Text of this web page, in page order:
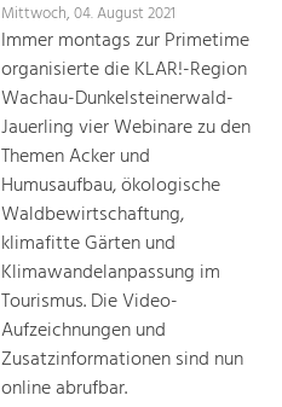
Mittwoch, 04. August 2021
Immer montags zur Primetime
organisierte die KLAR!-Region
Wachau-Dunkelsteinerwald-
Jauerling vier Webinare zu den
Themen Acker und
Humusaufbau, ökologische
Waldbewirtschaftung,
klimafitte Gärten und
Klimawandelanpassung im
Tourismus. Die Video-
Aufzeichnungen und
Zusatzinformationen sind nun
online abrufbar.